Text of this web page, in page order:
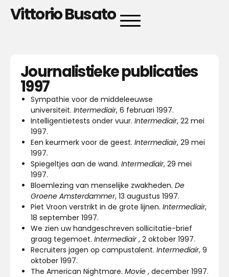
Vittorio Busato
Journalistieke publicaties
1997
Sympathie voor de middeleeuwse
universiteit. Intermediair, 6 februari 1997.
Intelligentietests onder vuur. Intermediair, 22 mei
1997.
Een keurmerk voor de geest. Intermediair, 29 mei
1997.
Spiegeltjes aan de wand. Intermediair, 29 mei
1997.
Bloemlezing van menselijke zwakheden. De
Groene Amsterdammer, 13 augustus 1997.
Piet Vroon verstrikt in de grote lijnen. Intermediair,
18 september 1997.
We zien uw handgeschreven sollicitatie-brief
graag tegemoet. Intermediair, 2 oktober 1997.
Recruiters jagen op campustalent. Intermediair, 9
oktober 1997.
The American Nightmare. Movie , december 1997.